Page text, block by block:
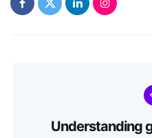
Understanding